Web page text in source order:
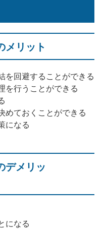
メリット
を回避することができる
を行うことができる
めておくことができる
になる
デメリッ
になる